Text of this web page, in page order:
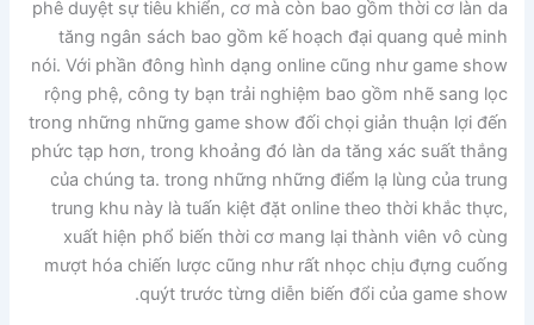
phê duyệt sự tiêu khiển, cơ mà còn bao gồm thời cơ làn da
tăng ngân sách bao gồm kế hoạch đại quang quẻ minh
nói. Với phần đông hình dạng online cũng như game show
rộng phệ, công ty bạn trải nghiệm bao gồm nhẽ sang lọc
trong những những game show đối chọi giản thuận lợi đến
phức tạp hơn, trong khoảng đó làn da tăng xác suất thắng
của chúng ta. trong những những điểm lạ lùng của trung
trung khu này là tuấn kiệt đặt online theo thời khắc thực,
xuất hiện phổ biến thời cơ mang lại thành viên vô cùng
mượt hóa chiến lược cũng như rất nhọc chịu đựng cuống
quýt trước từng diễn biến đổi của game show.